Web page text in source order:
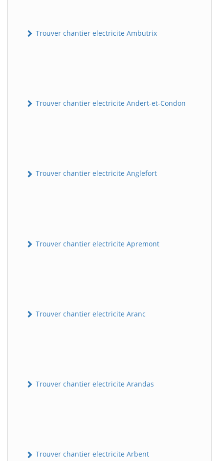
Trouver chantier electricite Ambutrix
Trouver chantier electricite Andert-et-Condon
Trouver chantier electricite Anglefort
Trouver chantier electricite Apremont
Trouver chantier electricite Aranc
Trouver chantier electricite Arandas
Trouver chantier electricite Arbent